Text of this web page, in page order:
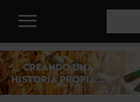
Humo
Latino